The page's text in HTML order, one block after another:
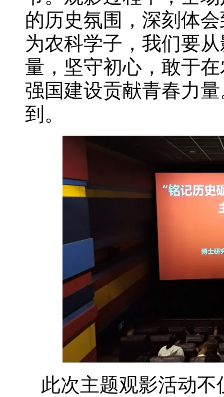
的历史氛围， 深刻体
为农科学子 ， 我们要从
量，坚守初心， 敢于在
强国建设贡献青春力
到。
此次主题观影活动不